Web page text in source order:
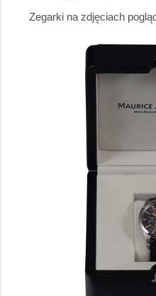
Zegarki na zdjęciach